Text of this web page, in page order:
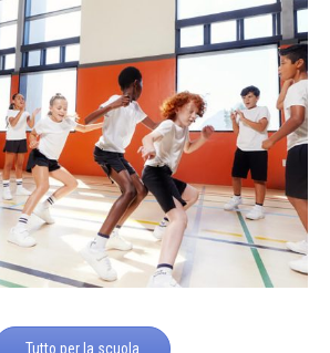
Tutto per la scuola